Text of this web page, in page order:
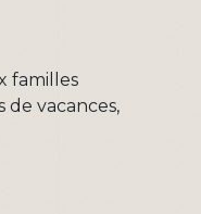
familles
de vacances,